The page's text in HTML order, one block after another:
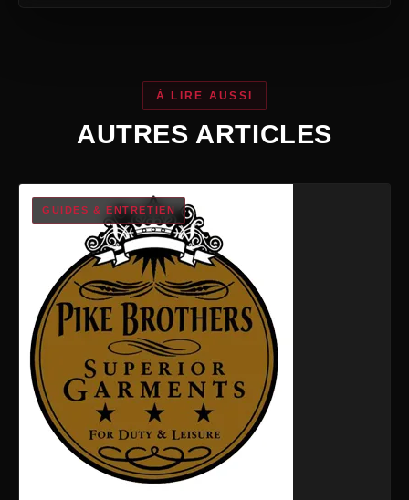
À LIRE AUSSI
AUTRES ARTICLES
GUIDES & ENTRETIEN